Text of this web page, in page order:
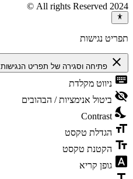
2024 All rights Reserved ©
תפריט נגישות
close פתיחה וסגירה של תפריט הנגישות
keyboard ניווט מקלדת
visibility_off ביטול אנימציות / הבהובים
nights_stay
Contrast
format_size הגדלת טקסט
text_fields הקטנת טקסט
font_download גופן קריא